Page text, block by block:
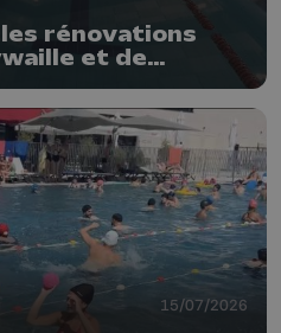
rénovations
et de
15/07/2026